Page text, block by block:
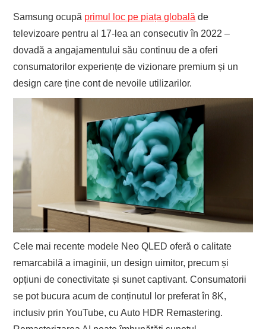
Samsung ocupă primul loc pe piața globală de
televizoare pentru al 17-lea an consecutiv în 2022 –
dovadă a angajamentului său continuu de a oferi
consumatorilor experiențe de vizionare premium și un
design care ține cont de nevoile utilizarilor.
Cele mai recente modele Neo QLED oferă o calitate
remarcabilă a imaginii, un design uimitor, precum și
opțiuni de conectivitate și sunet captivant. Consumatorii
se pot bucura acum de conținutul lor preferat în 8K,
inclusiv prin YouTube, cu Auto HDR Remastering.